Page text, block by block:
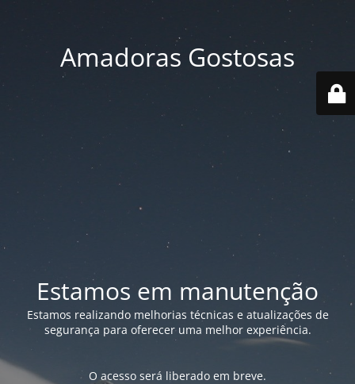
Amadoras Gostosas
Estamos em manutenção
Estamos realizando melhorias técnicas e atualizações de
segurança para oferecer uma melhor experiência.
O acesso será liberado em breve.